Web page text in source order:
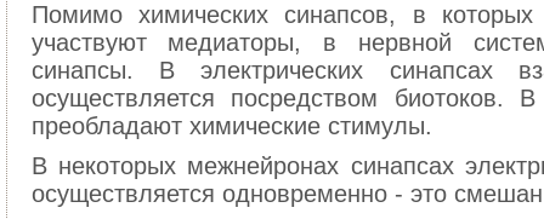
Помимо химических синапсов, в
участвуют медиаторы, в нервной
синапсы. В электрических синапсах
осуществляется посредством биотоков.
преобладают химические стимулы.
В некоторых межнейронах синапсах
осуществляется одновременно - это